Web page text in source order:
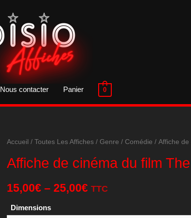
Nous contacter Panier 0
Accueil / Toutes Les Affiches / Genre / Comédie / Affiche de
Affiche de cinéma du film
15,00€ – 25,00€ TTC
Dimensions